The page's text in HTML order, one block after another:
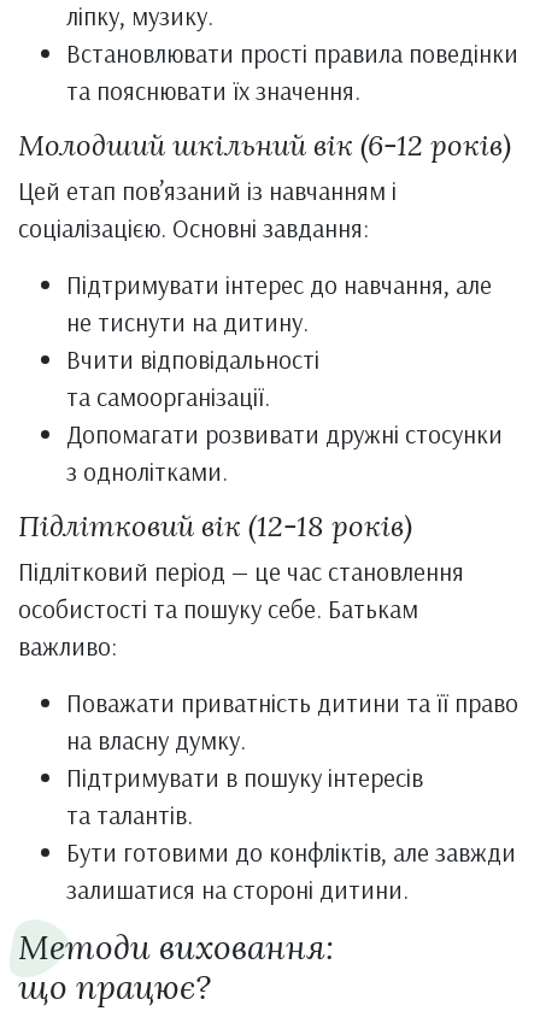
ліпку, музику.
Встановлювати прості правила поведінки
та пояснювати їх значення.
Молодший шкільний вік (6-12 років)
Цей етап пов’язаний із навчанням і
соціалізацією. Основні завдання:
Підтримувати інтерес до навчання, але
не тиснути на дитину.
Вчити відповідальності
та самоорганізації.
Допомагати розвивати дружні стосунки
з однолітками.
Підлітковий вік (12-18 років)
Підлітковий період — це час становлення
особистості та пошуку себе. Батькам
важливо:
Поважати приватність дитини та її право
на власну думку.
Підтримувати в пошуку інтересів
та талантів.
Бути готовими до конфліктів, але завжди
залишатися на стороні дитини.
Методи виховання:
що працює?